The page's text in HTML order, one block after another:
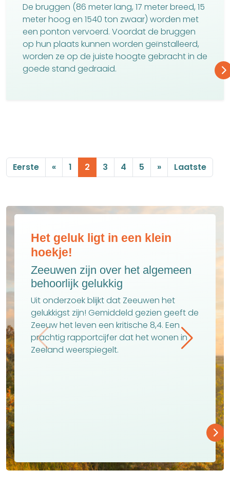
De bruggen (86 meter lang, 17 meter breed, 15
meter hoog en 1540 ton zwaar) worden met
een ponton vervoerd. Voordat de bruggen
op hun plaats kunnen worden geïnstalleerd,
worden ze op de juiste hoogte gebracht in de
goede stand gedraaid.
Eerste « 1 2 3 4 5 » Laatste
Ontdek de voordelen van de
Zeeuwse steden
Ervaar Zeeland in de lente
Van activiteiten voor buitenliefhebbers,
tot leuke evenementen en culinair
genieten.